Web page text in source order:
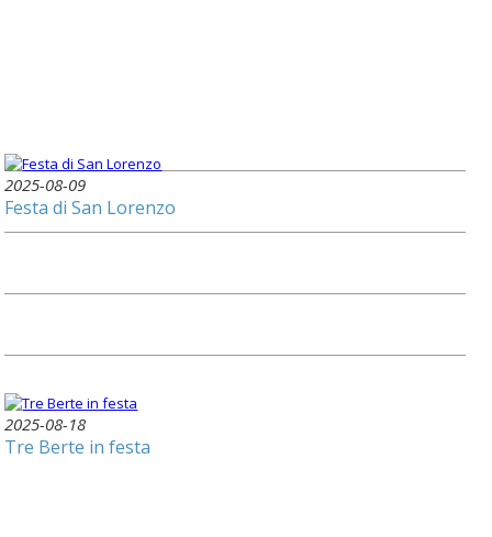
2025-08-09
Festa di San Lorenzo
2025-08-18
Tre Berte in festa